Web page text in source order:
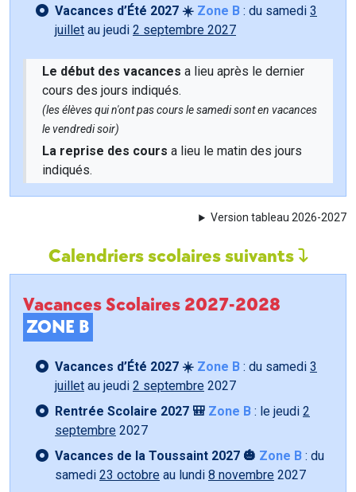
Vacances d’Été 2027 ☀️ Zone B : du samedi 3
juillet au jeudi 2 septembre 2027
Le début des vacances a lieu après le dernier
cours des jours indiqués.
(les élèves qui n'ont pas cours le samedi sont en vacances
le vendredi soir)
La reprise des cours a lieu le matin des jours
indiqués.
Version tableau 2026-2027
Calendriers scolaires suivants
Vacances Scolaires 2027-2028
ZONE B
Vacances d’Été 2027 ☀️ Zone B : du samedi 3
juillet au jeudi 2 septembre 2027
Rentrée Scolaire 2027 🎒 Zone B : le jeudi 2
septembre 2027
Vacances de la Toussaint 2027 🎃 Zone B : du
samedi 23 octobre au lundi 8 novembre 2027